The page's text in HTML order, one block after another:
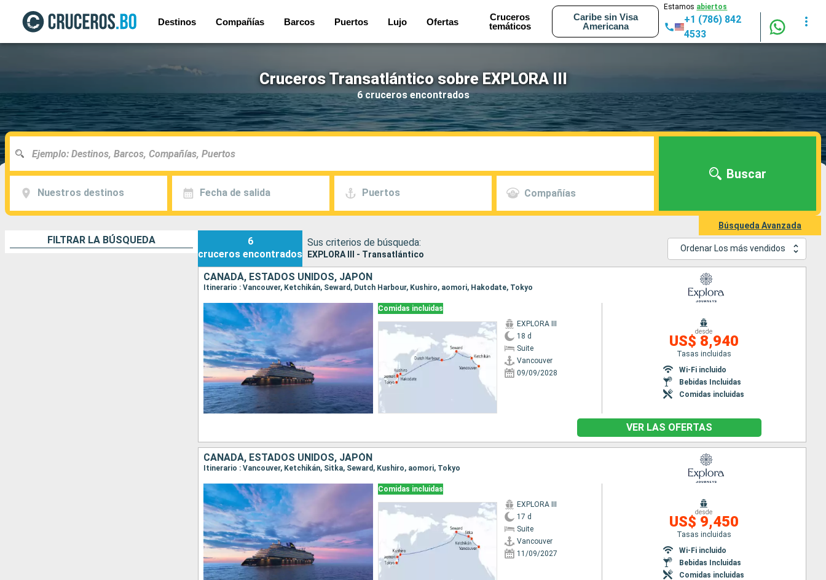
Destinos Compañías Barcos Puertos Lujo Ofertas
Cruceros
temáticos
Caribe sin Visa
Americana
Estamos abiertos
+1 (786) 842
4533
Cruceros Transatlántico sobre EXPLORA III
6 cruceros encontrados
Nuestros destinos Fecha de salida Puertos Compañías
Buscar
Búsqueda Avanzada
FILTRAR LA BÚSQUEDA
6
cruceros encontrados
Sus criterios de búsqueda:
EXPLORA III - Transatlántico
Ordenar Los más vendidos
CANADÁ, ESTADOS UNIDOS, JAPÓN
Itinerario : Vancouver, Ketchikán, Seward, Dutch Harbour, Kushiro, aomori, Hakodate, Tokyo
Comidas incluidas
EXPLORA III
18 d
Suite
Vancouver
09/09/2028
desde
US$ 8,940
Tasas incluidas
Wi-Fi incluido
Bebidas Incluidas
Comidas incluidas
VER LAS OFERTAS
CANADÁ, ESTADOS UNIDOS, JAPÓN
Itinerario : Vancouver, Ketchikán, Sitka, Seward, Kushiro, aomori, Tokyo
Comidas incluidas
EXPLORA III
17 d
Suite
Vancouver
11/09/2027
desde
US$ 9,450
Tasas incluidas
Wi-Fi incluido
Bebidas Incluidas
Comidas incluidas